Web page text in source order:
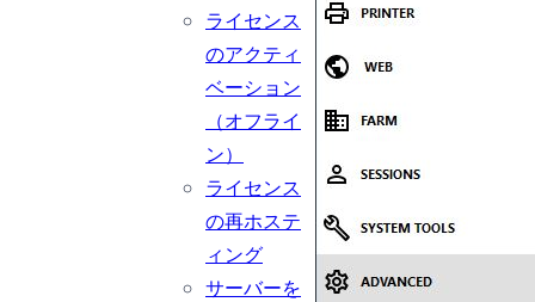
ライセンス
のアクティ
ベーション
（オフライ
ン）
ライセンス
の再ホステ
ィング
サーバーを